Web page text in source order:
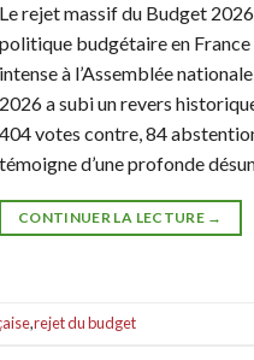
Le rejet massif du Budget
politique budgétaire en
intense à l’Assemblée
2026 a subi un revers
404 votes contre, 84
témoigne d’une profonde
CONTINUER LA LECTURE →
,rejet du budget